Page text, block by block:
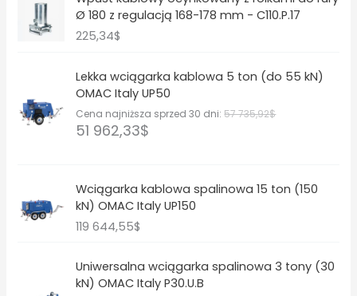
Ø 180 z regulacją 168-178 mm - C110.P.17
225,34$
Lekka wciągarka kablowa 5 ton (do 55 kN)
OMAC Italy UP50
Cena najniższa sprzed 30 dni:57 735,92$
51 962,33$
Wciągarka kablowa spalinowa 15 ton (150
kN) OMAC Italy UP150
119 644,55$
Uniwersalna wciągarka spalinowa 3 tony (30
kN) OMAC Italy P30.U.B